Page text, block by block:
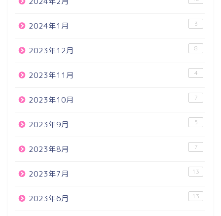
2024年1月 3
2023年12月 8
2023年11月 4
2023年10月 7
2023年9月 5
2023年8月 7
2023年7月 13
2023年6月 13